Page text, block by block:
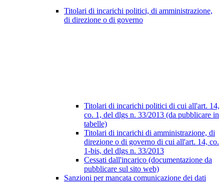
Titolari di incarichi politici, di amministrazione,
di direzione o di governo
Titolari di incarichi politici di cui all'art. 14,
co. 1, del dlgs n. 33/2013 (da pubblicare in
tabelle)
Titolari di incarichi di amministrazione, di
direzione o di governo di cui all'art. 14, co.
1-bis, del dlgs n. 33/2013
Cessati dall'incarico (documentazione da
pubblicare sul sito web)
Sanzioni per mancata comunicazione dei dati